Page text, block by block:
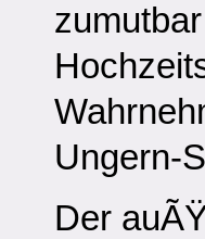
Ungern-
Der